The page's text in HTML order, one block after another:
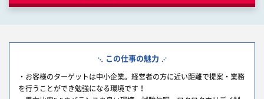
この仕事の魅力
・お客様のターゲットは中小企業。経営者の方に近い距離で提案・業務
を行うことができ勉強になる環境です！